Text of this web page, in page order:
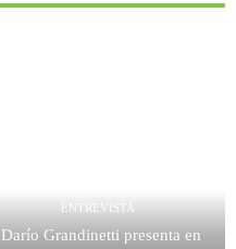
ENTREVISTA
Darío Grandinetti presenta en